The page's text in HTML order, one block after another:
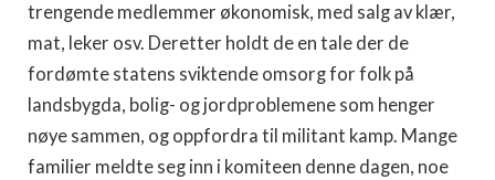
trengende medlemmer økonomisk, med salg av klær,
mat, leker osv. Deretter holdt de en tale der de
fordømte statens sviktende omsorg for folk på
landsbygda, bolig- og jordproblemene som henger
nøye sammen, og oppfordra til militant kamp. Mange
familier meldte seg inn i komiteen denne dagen, noe